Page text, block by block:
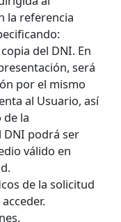
la referencia
del DNI. En
será
por el mismo
al Usuario, así
la
DNI podrá ser
válido en
de la solicitud